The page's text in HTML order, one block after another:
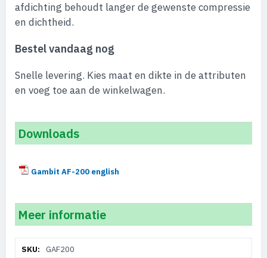
afdichting behoudt langer de gewenste compressie
en dichtheid.
Bestel vandaag nog
Snelle levering. Kies maat en dikte in de attributen
en voeg toe aan de winkelwagen.
Downloads
Gambit AF-200 english
Meer informatie
informatieGAF200